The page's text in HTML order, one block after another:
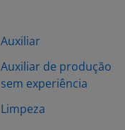
Auxiliar
Auxiliar de produção
sem experiência
Limpeza